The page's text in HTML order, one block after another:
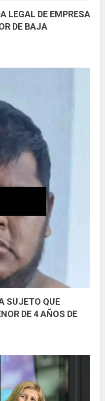
LEGAL DE EMPRESA
DE BAJA
SUJETO QUE
DE 4 AÑOS DE